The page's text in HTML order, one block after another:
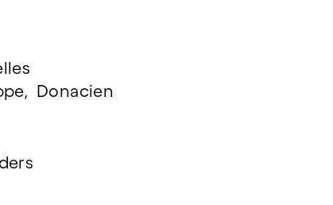
Donacien